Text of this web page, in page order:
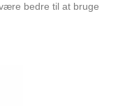
bedre til at bruge